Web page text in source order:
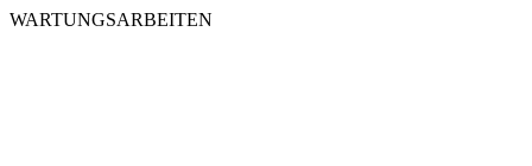
WARTUNGSARBEITEN